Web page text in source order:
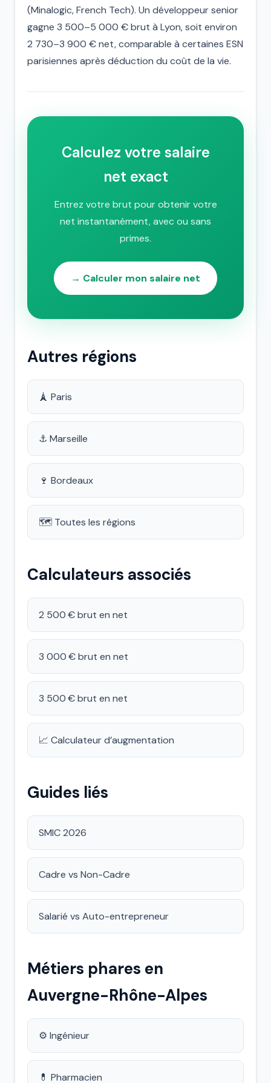
(Minalogic, French Tech). Un développeur senior
gagne 3 500–5 000 € brut à Lyon, soit environ
2 730–3 900 € net, comparable à certaines ESN
parisiennes après déduction du coût de la vie.
Calculez votre salaire
net exact
Entrez votre brut pour obtenir votre
net instantanément, avec ou sans
primes.
→ Calculer mon salaire net
Autres régions
🗼 Paris
⚓ Marseille
🍷 Bordeaux
🗺 Toutes les régions
Calculateurs associés
2 500 € brut en net
3 000 € brut en net
3 500 € brut en net
📈 Calculateur d’augmentation
Guides liés
SMIC 2026
Cadre vs Non-Cadre
Salarié vs Auto-entrepreneur
Métiers phares en
Auvergne-Rhône-Alpes
⚙️ Ingénieur
💊 Pharmacien